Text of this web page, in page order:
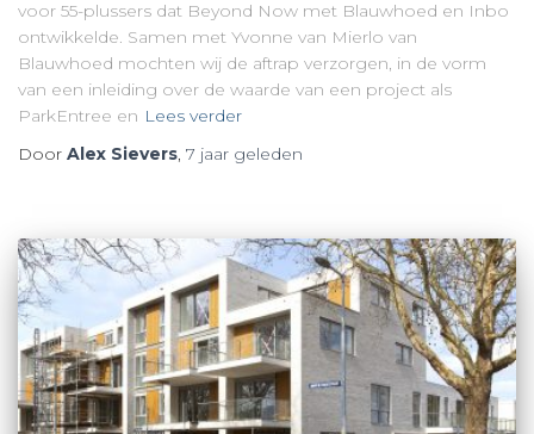
voor 55-plussers dat Beyond Now met Blauwhoed en Inbo
ontwikkelde. Samen met Yvonne van Mierlo van
Blauwhoed mochten wij de aftrap verzorgen, in de vorm
van een inleiding over de waarde van een project als
ParkEntree en Lees verder
Door Alex Sievers, 7 jaar geleden